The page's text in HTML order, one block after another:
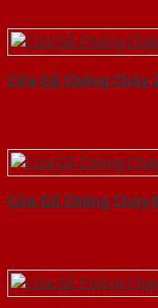
Cửa Gỗ Chống Cháy
Cửa Gỗ Chống Cháy